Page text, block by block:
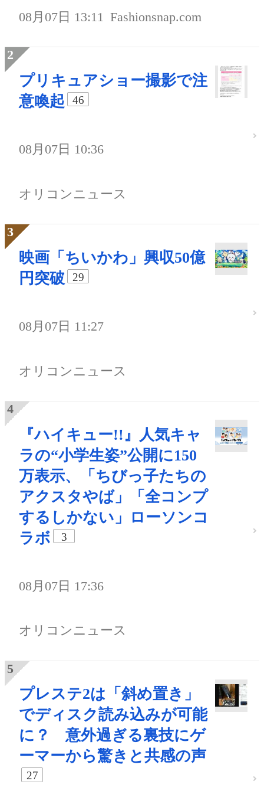
08月07日 13:11 Fashionsnap.com
プリキュアショー撮影で注
意喚起
46
08月07日 10:36
オリコンニュース
映画「ちいかわ」興収50億
円突破
29
08月07日 11:27
オリコンニュース
『ハイキュー!!』人気キャ
ラの“小学生姿”公開に150
万表示、「ちびっ子たちの
アクスタやば」「全コンプ
するしかない」ローソンコ
ラボ
3
08月07日 17:36
オリコンニュース
プレステ2は「斜め置き」
でディスク読み込みが可能
に？ 意外過ぎる裏技にゲ
ーマーから驚きと共感の声
27